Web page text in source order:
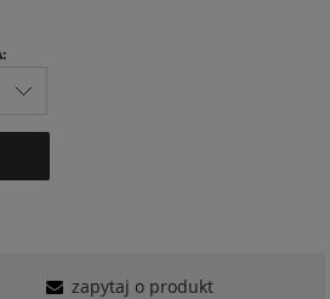
zapytaj o produkt